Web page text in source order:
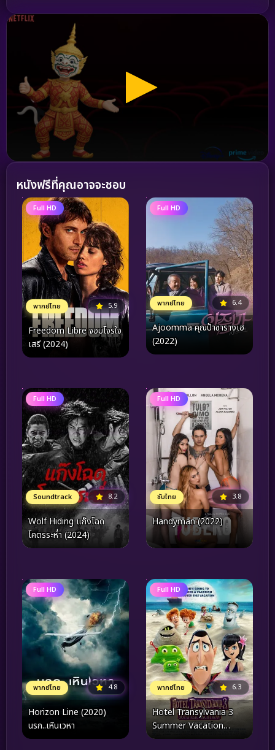
หนังฟรีที่คุณอาจจะชอบ
Full HD
พากย์ไทย 5.9
Freedom Libre จอมโจรใจ
เสรี (2024)
Full HD
พากย์ไทย 6.4
Ajoomma คุณป้าซารางเฮ
(2022)
Full HD
Soundtrack 8.2
Wolf Hiding แก๊งโฉด
โคตรระห่ำ (2024)
Full HD
ซับไทย 3.8
Handyman (2022)
Full HD
พากย์ไทย 4.8
Horizon Line (2020)
นรก..เหินเวหา
Full HD
พากย์ไทย 6.3
Hotel Transylvania 3
Summer Vacation
(2018) โรงแรมผีหนี ไปพัก